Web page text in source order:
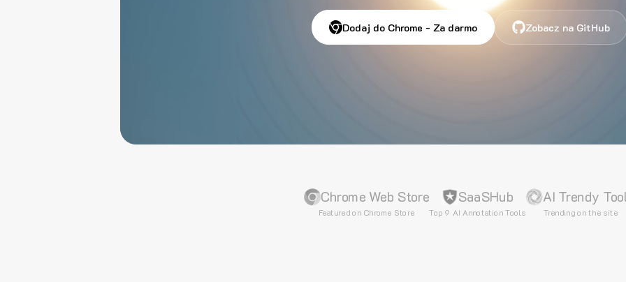
Dodaj do Chrome - Za darmo Zobacz na GitHub
Chrome Web Store
Featured on Chrome Store
SaaSHub
Top 9 AI Annotation Tools
AI Trendy
Trending on the site